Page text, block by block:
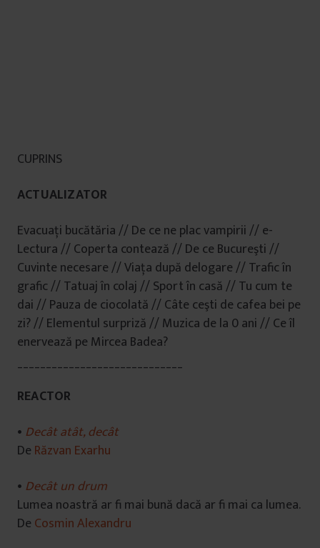
CUPRINS
ACTUALIZATOR
Evacuaţi bucătăria // De ce ne plac vampirii // e-
Lectura // Coperta contează // De ce Bucureşti //
Cuvinte necesare // Viaţa după delogare // Trafic în
grafic // Tatuaj în colaj // Sport în casă // Tu cum te
dai // Pauza de ciocolată // Câte ceşti de cafea bei pe
zi? // Elementul surpriză // Muzica de la 0 ani // Ce îl
enervează pe Mircea Badea?
REACTOR
• Decât atât, decât
De Răzvan Exarhu
• Decât un drum
Lumea noastră ar fi mai bună dacă ar fi mai ca lumea.
De Cosmin Alexandru